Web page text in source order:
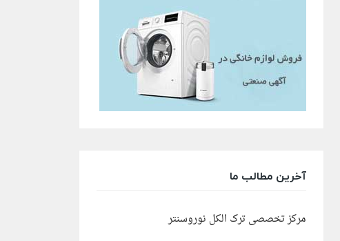
آخرین مطالب ما
مرکز تخصصی ترک الکل نوروسنتر